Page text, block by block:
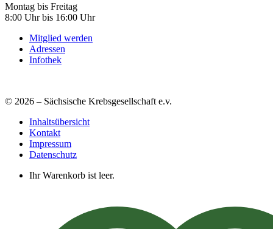
Montag bis Freitag
8:00 Uhr bis 16:00 Uhr
Mitglied werden
Adressen
Infothek
© 2026 – Sächsische Krebsgesellschaft e.v.
Inhaltsübersicht
Kontakt
Impressum
Datenschutz
Ihr Warenkorb ist leer.